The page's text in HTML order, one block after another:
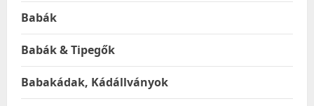
Babák
Babák & Tipegők
Babakádak, Kádállványok